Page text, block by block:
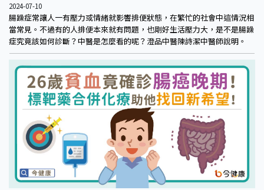
2024-07-10
腸躁症常讓人一有壓力或情緒就影響排便狀態，在繁忙的社會中這情況相
當常見。不過有的人排便本來就有問題，也剛好生活壓力大，是不是腸躁
症究竟該如何診斷？中醫是怎麼看的呢？澄品中醫陳詩潔中醫師說明。